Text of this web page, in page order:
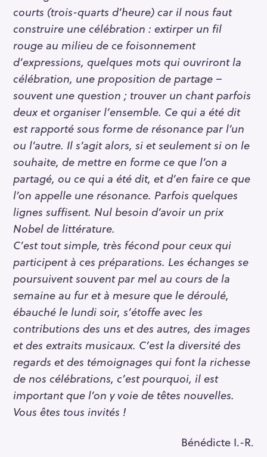
courts (trois-quarts d’heure) car il nous faut
construire une célébration : extirper un fil
rouge au milieu de ce foisonnement
d’expressions, quelques mots qui ouvriront la
célébration, une proposition de partage –
souvent une question ; trouver un chant parfois
deux et organiser l’ensemble. Ce qui a été dit
est rapporté sous forme de résonance par l’un
ou l’autre. Il s’agit alors, si et seulement si on le
souhaite, de mettre en forme ce que l’on a
partagé, ou ce qui a été dit, et d’en faire ce que
l’on appelle une résonance. Parfois quelques
lignes suffisent. Nul besoin d’avoir un prix
Nobel de littérature.
C’est tout simple, très fécond pour ceux qui
participent à ces préparations. Les échanges se
poursuivent souvent par mel au cours de la
semaine au fur et à mesure que le déroulé,
ébauché le lundi soir, s’étoffe avec les
contributions des uns et des autres, des images
et des extraits musicaux. C’est la diversité des
regards et des témoignages qui font la richesse
de nos célébrations, c’est pourquoi, il est
important que l’on y voie de têtes nouvelles.
Vous êtes tous invités !
Bénédicte I.-R.